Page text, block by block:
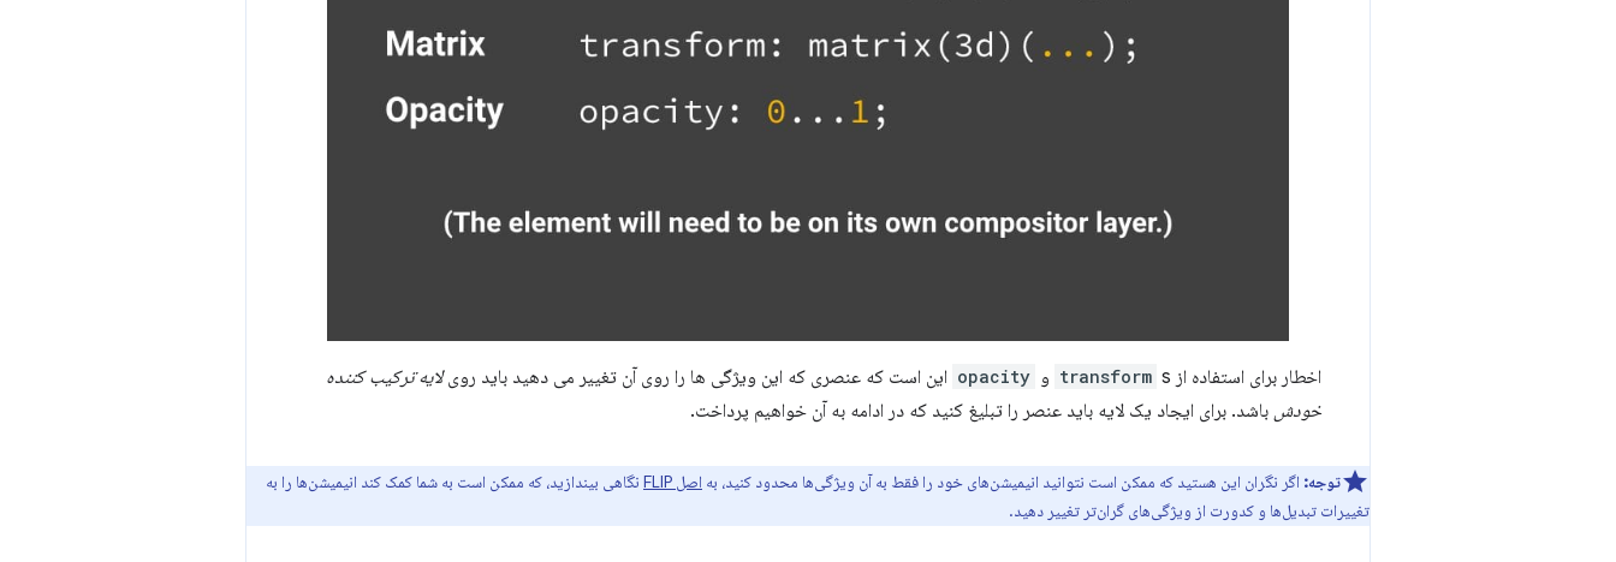
اخطار برای استفاده از transform s و opacity این است که عنصری که این ویژگی ها را روی آن تغییر می دهید باید رویلایه ترکیب کننده
خودش باشد. برای ایجاد یک لایه باید عنصر را تبلیغ کنید که در ادامه به آن خواهیم پرداخت.
توجه: اگر نگران این هستید که ممکن است نتوانید انیمیشن‌های خود را فقط به آن ویژگی‌ها محدود کنید، به اصل FLIP
نگاهی بیندازید، که ممکن است به شما کمک کند انیمیشن‌ها را به
تغییرات تبدیل‌ها و کدورت از ویژگی‌های گران‌تر تغییر دهید.